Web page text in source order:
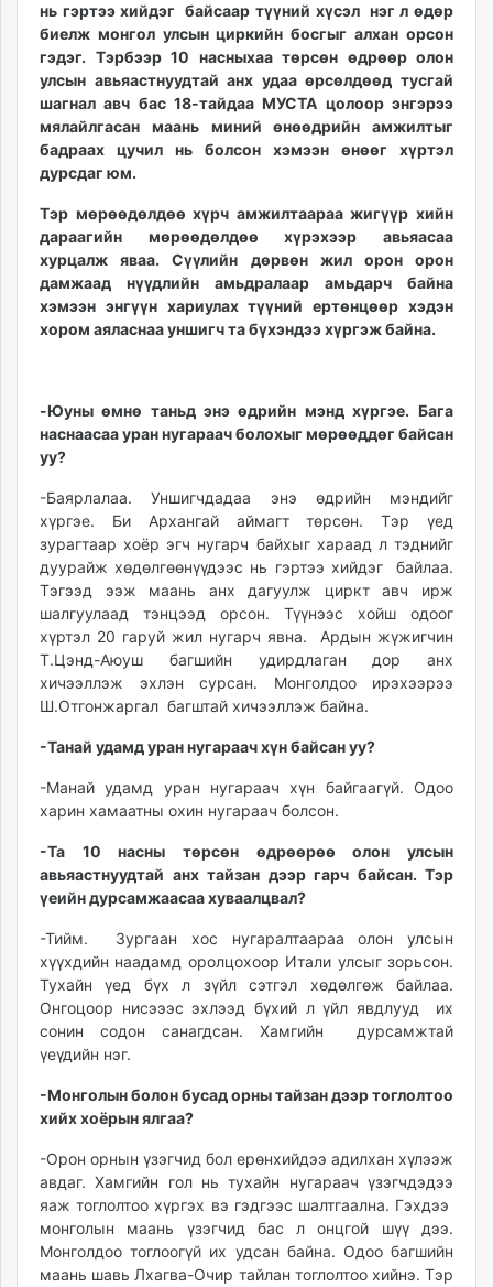
zuv.mn
mminfo.mn
ugluu.mn
urlag.mn
unen.mn
asu.mn
shudarga.mn
shuurhai.mn
unuudur.mn
isee.mn
mglradio.com
fact.mn
itoim.mn
times.mn
tvmongolia.mn
unegui.mn
assa.mn
toim.mn
tac.mn
paparazzi.mn
unread.today
нь гэртээ хийдэг байсаар түүний хүсэл нэг л өдөр
биелж монгол улсын циркийн босгыг алхан орсон
гэдэг. Тэрбээр 10 насныхаа төрсөн өдрөөр олон
улсын авьяастнуудтай анх удаа өрсөлдөөд тусгай
шагнал авч бас 18-тайдаа МУСТА цолоор энгэрээ
мялайлгасан маань миний өнөөдрийн амжилтыг
бадраах цучил нь болсон хэмээн өнөөг хүртэл
дурсдаг юм.
Тэр мөрөөдөлдөө хүрч амжилтаараа жигүүр хийн
дараагийн мөрөөдөлдөө хүрэхээр авьяасаа
хурцалж яваа. Сүүлийн дөрвөн жил орон орон
дамжаад нүүдлийн амьдралаар амьдарч байна
хэмээн энгүүн хариулах түүний ертөнцөөр хэдэн
хором аяласнаа уншигч та бүхэндээ хүргэж байна.
-Юуны өмнө таньд энэ өдрийн мэнд хүргэе. Бага
наснаасаа уран нугараач болохыг мөрөөддөг байсан
уу?
-Баярлалаа. Уншигчдадаа энэ өдрийн мэндийг
хүргэе. Би Архангай аймагт төрсөн. Тэр үед
зурагтаар хоёр эгч нугарч байхыг хараад л тэднийг
дуурайж хөдөлгөөнүүдээс нь гэртээ хийдэг байлаа.
Тэгээд ээж маань анх дагуулж циркт авч ирж
шалгуулаад тэнцээд орсон. Түүнээс хойш одоог
хүртэл 20 гаруй жил нугарч явна. Ардын жүжигчин
Т.Цэнд-Аюуш багшийн удирдлаган дор анх
хичээллэж эхлэн сурсан. Монголдоо ирэхээрээ
Ш.Отгонжаргал багштай хичээллэж байна.
-Танай удамд уран нугараач хүн байсан уу?
-Манай удамд уран нугараач хүн байгаагүй. Одоо
харин хамаатны охин нугараач болсон.
-Та 10 насны төрсөн өдрөөрөө олон улсын
авьяастнуудтай анх тайзан дээр гарч байсан. Тэр
үеийн дурсамжаасаа хуваалцвал?
-Тийм. Зургаан хос нугаралтаараа олон улсын
хүүхдийн наадамд оролцохоор Итали улсыг зорьсон.
Тухайн үед бүх л зүйл сэтгэл хөдөлгөж байлаа.
Онгоцоор нисэээс эхлээд бүхий л үйл явдлууд их
сонин содон санагдсан. Хамгийн дурсамжтай
үеүдийн нэг.
-Монголын болон бусад орны тайзан дээр тоглолтоо
хийх хоёрын ялгаа?
-Орон орнын үзэгчид бол ерөнхийдээ адилхан хүлээж
авдаг. Хамгийн гол нь тухайн нугараач үзэгчдэдээ
яаж тоглолтоо хүргэх вэ гэдгээс шалтгаална. Гэхдээ
монголын маань үзэгчид бас л онцгой шүү дээ.
Монголдоо тоглоогүй их удсан байна. Одоо багшийн
маань шавь Лхагва-Очир тайлан тоглолтоо хийнэ. Тэр